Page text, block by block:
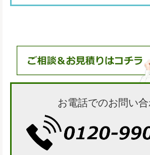
お電話でのお問い